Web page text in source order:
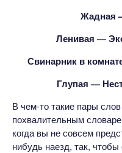
Жадная
Ленивая —
Свинарник в
Глупая —
В чем-то такие пары
похвалительным
когда вы не совсем
нибудь наезд, так,